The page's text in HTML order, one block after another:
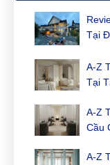
Tại
A-Z
Tại
A-Z
Cầu
A-Z